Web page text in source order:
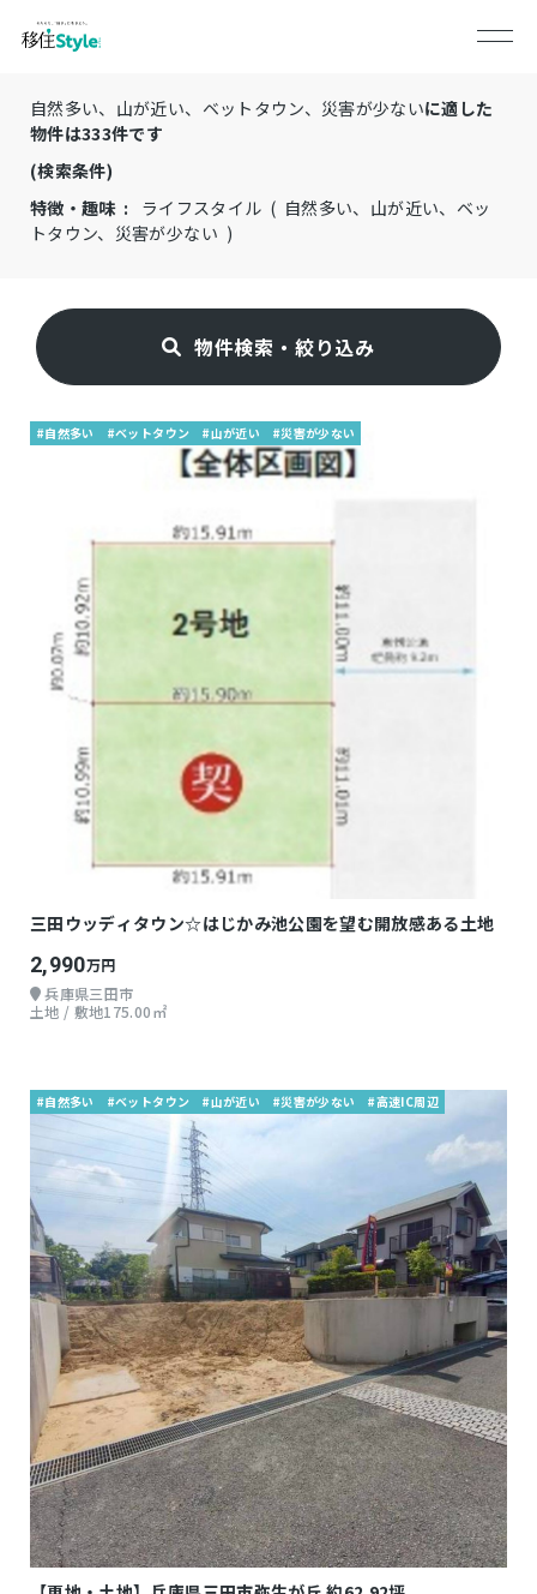
自然多い、山が近い、ベットタウン、災害が少ないに適した
物件は333件です
(検索条件)
特徴・趣味 : ライフスタイル ( 自然多い、山が近い、ベッ
トタウン、災害が少ない )
物件検索・絞り込み
#自然多い #ベットタウン #山が近い #災害が少ない
三田ウッディタウン☆はじかみ池公園を望む開放感ある土地
2,990万円
兵庫県三田市
土地 / 敷地175.00㎡
#自然多い #ベットタウン #山が近い #災害が少ない #高速IC周辺